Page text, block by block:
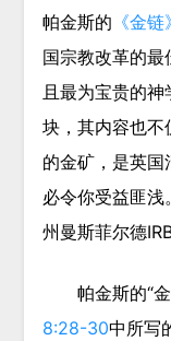
帕金斯的 《金链》
国宗教改革的最
且最为宝贵的
块，其内容也不
的金矿，是英国
必令你受益匪
州曼斯菲尔德
帕金斯的“
8:28-30中所写